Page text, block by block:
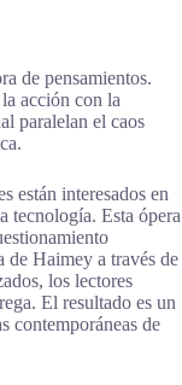
de pensamientos.
acción con la
paralelan el caos
están interesados en
tecnología. Esta ópera
de Haimey a través de
los lectores
El resultado es un
contemporáneas de